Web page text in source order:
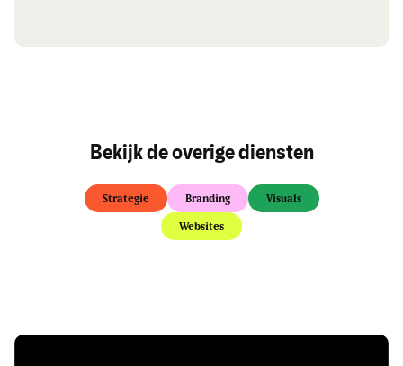
Bekijk de overige diensten
Strategie Branding Visuals
Websites